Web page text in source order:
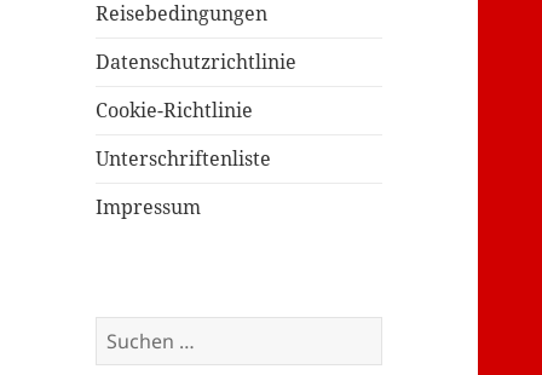
Reisebedingungen
Datenschutzrichtlinie
Cookie-Richtlinie
Unterschriftenliste
Impressum
Suchen
nach: